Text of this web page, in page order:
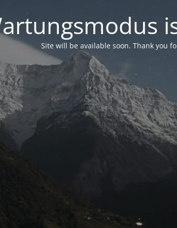
Site will be available soon. Thank you